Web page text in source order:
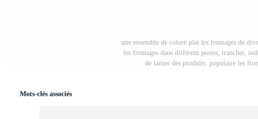
une ensemble de coloré plat les fromages de
les fromages dans différent postes, trancher,
de laitier des produits. populaire les
Mots-clés associés